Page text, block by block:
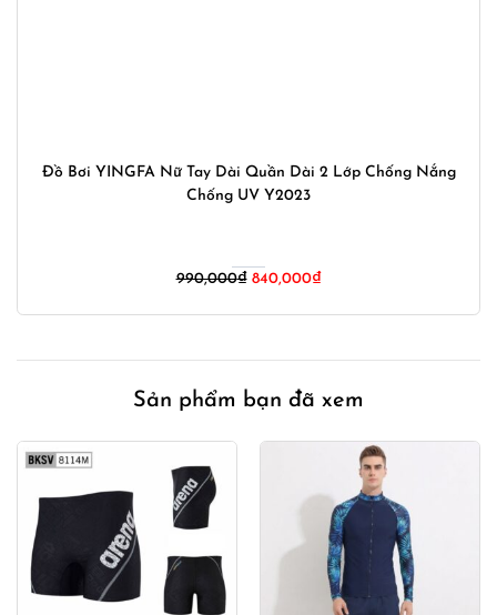
Đồ Bơi YINGFA Nữ Tay Dài Quần Dài 2 Lớp Chống Nắng
Chống UV Y2023
990,000₫ Giá
840,000₫Giá
Sản phẩm bạn đã xem